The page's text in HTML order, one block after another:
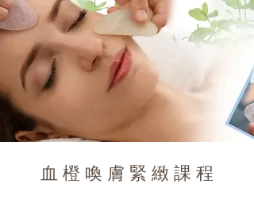
血 橙 喚 膚 緊 緻 課 程